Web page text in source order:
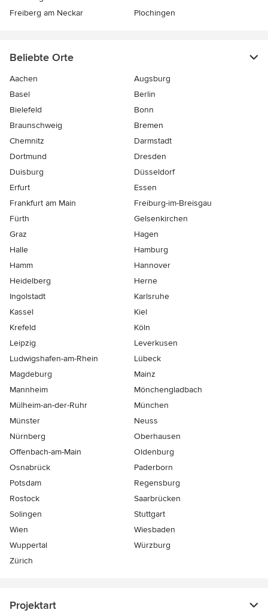
Freiberg am Neckar
Plochingen
Beliebte Orte
Aachen
Augsburg
Basel
Berlin
Bielefeld
Bonn
Braunschweig
Bremen
Chemnitz
Darmstadt
Dortmund
Dresden
Duisburg
Düsseldorf
Erfurt
Essen
Frankfurt am Main
Freiburg-im-Breisgau
Fürth
Gelsenkirchen
Graz
Hagen
Halle
Hamburg
Hamm
Hannover
Heidelberg
Herne
Ingolstadt
Karlsruhe
Kassel
Kiel
Krefeld
Köln
Leipzig
Leverkusen
Ludwigshafen-am-Rhein
Lübeck
Magdeburg
Mainz
Mannheim
Mönchen­gladbach
Mülheim-an-der-Ruhr
München
Münster
Neuss
Nürnberg
Oberhausen
Offenbach-am-Main
Oldenburg
Osnabrück
Paderborn
Potsdam
Regensburg
Rostock
Saarbrücken
Solingen
Stuttgart
Wien
Wiesbaden
Wuppertal
Würzburg
Zürich
Projektart